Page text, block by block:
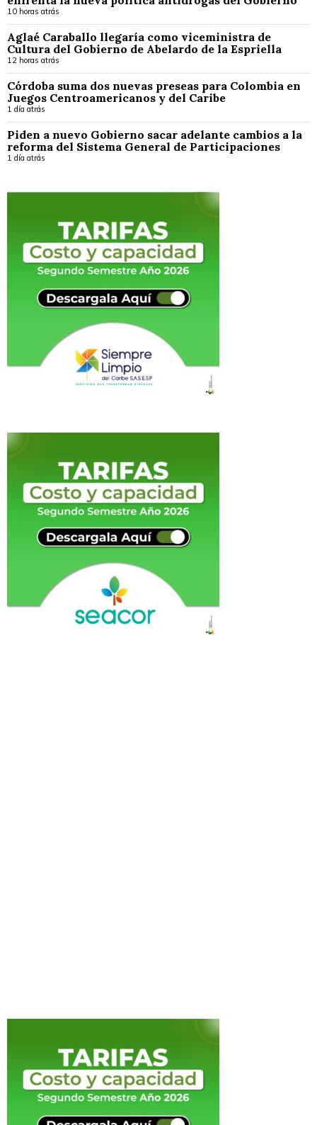
10 horas atrás
Aglaé Caraballo llegaría como viceministra de
Cultura del Gobierno de Abelardo de la Espriella
12 horas atrás
Córdoba suma dos nuevas preseas para Colombia en
Juegos Centroamericanos y del Caribe
1 día atrás
Piden a nuevo Gobierno sacar adelante cambios a la
reforma del Sistema General de Participaciones
1 día atrás